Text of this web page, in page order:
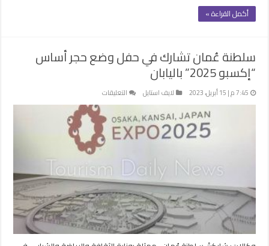
أكمل القراءة »
سلطنة عُمان تشارك في حفل وضع حجر أساس
“إكسبو 2025” باليابان
7:45 م | 15 أبريل، 2023 لايف استايل التعليقات
سلطنة
عُمان
تشارك
في
حفل
حجر
أساس
“إكسبو
2025”
باليابان
مغلقة